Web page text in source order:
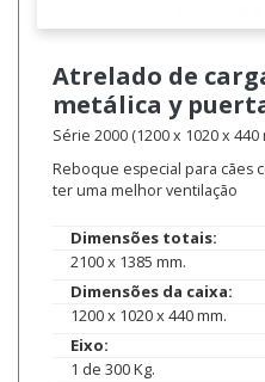
Atrelado de
metálica y
Série 2000 (1200 x 1020 x 440
Reboque especial para cães
ter uma melhor ventilação
Dimensões totais:
2100 x 1385 mm.
Dimensões da caixa:
1200 x 1020 x 440 mm.
Eixo:
1 de 300 Kg.